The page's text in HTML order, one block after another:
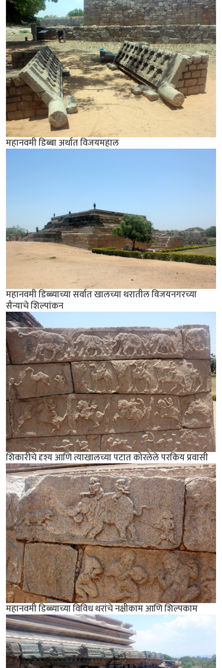
महानवमी डिब्बा अर्थात विजयमहाल
महानवमी डिब्ब्याच्या सर्वात खालच्या थरातील विजयनगरच्या
सैन्याचे शिल्पांकन
शिकारीचे दृश्य आणि त्याखालच्या पटात कोरलेले परकिय प्रवासी
महानवमी डिब्ब्याच्या विविध थरांचे नक्षीकाम आणि शिल्पकाम